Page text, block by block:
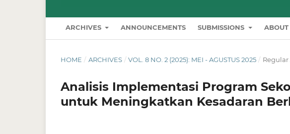
ARCHIVES ANNOUNCEMENTS SUBMISSIONS ABOUT
HOME / ARCHIVES / VOL. 8 NO. 2 (2025): MEI - AGUSTUS 2025 / Regular
Analisis Implementasi Program
untuk Meningkatkan Kesadaran